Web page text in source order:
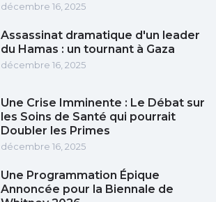
décembre 16, 2025
Assassinat dramatique d'un leader
du Hamas : un tournant à Gaza
décembre 16, 2025
Une Crise Imminente : Le Débat sur
les Soins de Santé qui pourrait
Doubler les Primes
décembre 16, 2025
Une Programmation Épique
Annoncée pour la Biennale de